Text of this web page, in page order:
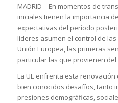
MADRID – En momentos de
iniciales tienen la importancia
expectativas del periodo
líderes asumen el control de
Unión Europea, las primeras
particular las que provienen
La UE enfrenta esta
bien conocidos desafíos, tanto
presiones demográficas,